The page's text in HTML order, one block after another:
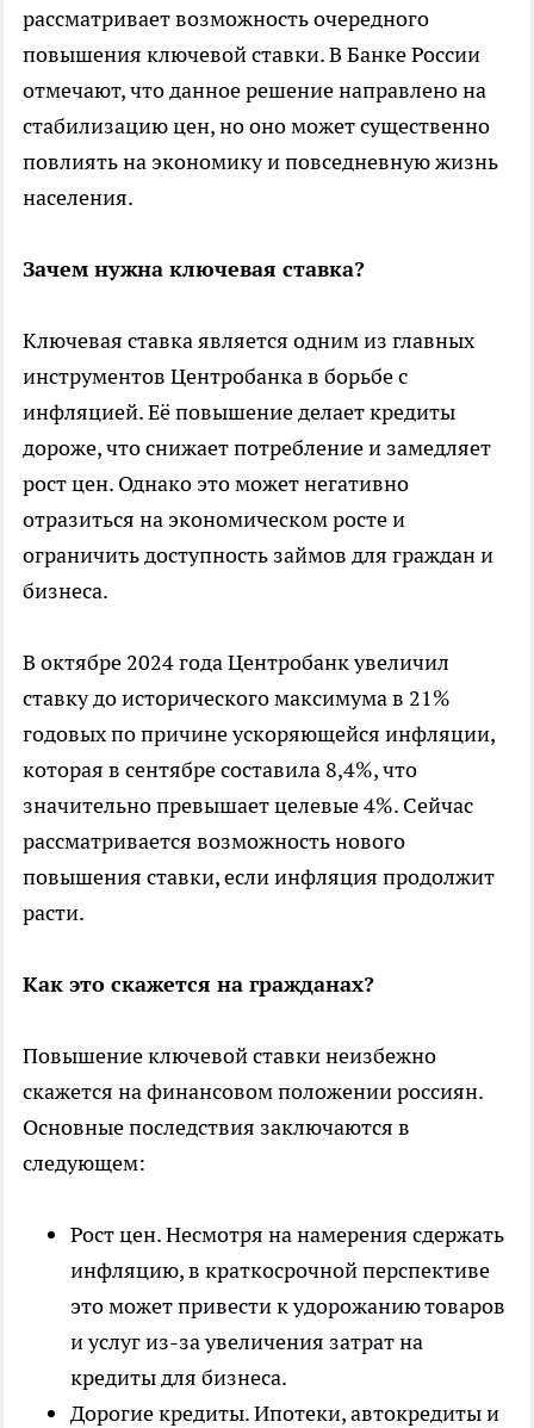
рассматривает возможность очередного
повышения ключевой ставки. В Банке России
отмечают, что данное решение направлено на
стабилизацию цен, но оно может существенно
повлиять на экономику и повседневную жизнь
населения.
Зачем нужна ключевая ставка?
Ключевая ставка является одним из главных
инструментов Центробанка в борьбе с
инфляцией. Её повышение делает кредиты
дороже, что снижает потребление и замедляет
рост цен. Однако это может негативно
отразиться на экономическом росте и
ограничить доступность займов для граждан и
бизнеса.
В октябре 2024 года Центробанк увеличил
ставку до исторического максимума в 21%
годовых по причине ускоряющейся инфляции,
которая в сентябре составила 8,4%, что
значительно превышает целевые 4%. Сейчас
рассматривается возможность нового
повышения ставки, если инфляция продолжит
расти.
Как это скажется на гражданах?
Повышение ключевой ставки неизбежно
скажется на финансовом положении россиян.
Основные последствия заключаются в
следующем:
Рост цен. Несмотря на намерения сдержать
инфляцию, в краткосрочной перспективе
это может привести к удорожанию товаров
и услуг из-за увеличения затрат на
кредиты для бизнеса.
Дорогие кредиты. Ипотеки, автокредиты и